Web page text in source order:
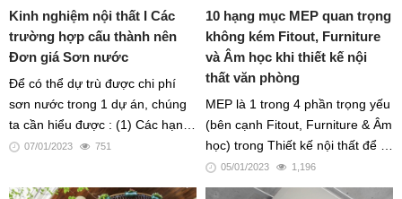
Kinh nghiệm nội thất I Các
trường hợp cấu thành nên
Đơn giá Sơn nước
Để có thể dự trù được chi phí
sơn nước trong 1 dự án, chúng
ta cần hiểu được : (1) Các hạng
mục cấu thành nên giá sơn
xem từng hạng mục sơn đang
07/01/2023 751
10 hạng mục MEP quan trọng
không kém Fitout, Furniture
và Âm học khi thiết kế nội
thất văn phòng
MEP là 1 trong 4 phần trọng yếu
(bên cạnh Fitout, Furniture & Âm
học) trong Thiết kế nội thất để 1
văn phòng cao cấp có thể hoạt
động và vận hành ngay sau khi
05/01/2023 1,196